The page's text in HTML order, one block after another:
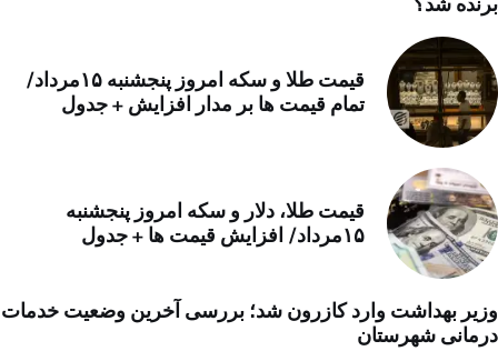
قیمت طلا و سکه امروز پنجشنبه ۱۵مرداد/
تمام قیمت ها بر مدار افزایش + جدول
قیمت طلا، دلار و سکه امروز پنجشنبه
۱۵مرداد/ افزایش قیمت ها + جدول
وزیر بهداشت وارد کازرون شد؛ بررسی آخرین وضعیت خدمات
درمانی شهرستان